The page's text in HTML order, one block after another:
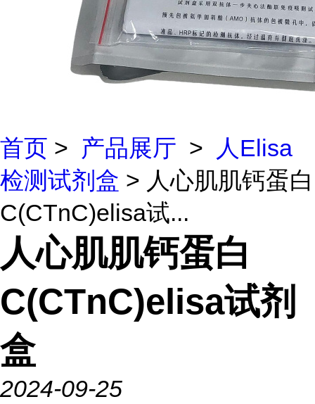
首页 > 产品展厅 >
人Elisa
检测试剂盒 > 人心肌肌钙蛋白
C(CTnC)elisa试...
人心肌肌钙蛋白
C(CTnC)elisa试剂
盒
2024-09-25